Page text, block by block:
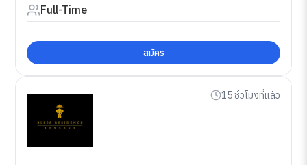
Full-Time
สมัคร
15 ชั่วโมงที่แล้ว